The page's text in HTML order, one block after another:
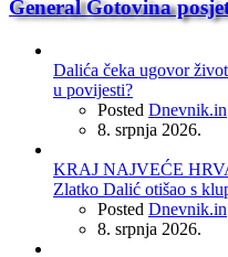
General Gotovina
Dalića čeka ugovor
u povijesti?
Posted Dnevnik.in
8. srpnja 2026.
KRAJ NAJVEĆE
Zlatko Dalić otišao s
Posted Dnevnik.in
8. srpnja 2026.